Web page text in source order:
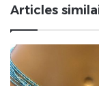
légaliste
BRÛLE
.
Articles